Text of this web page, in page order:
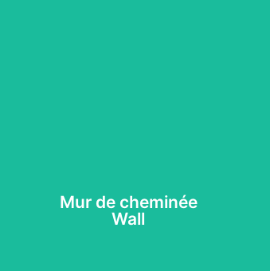
Mur de cheminée
Wall
de qualité supérieure, nos dalles apportent